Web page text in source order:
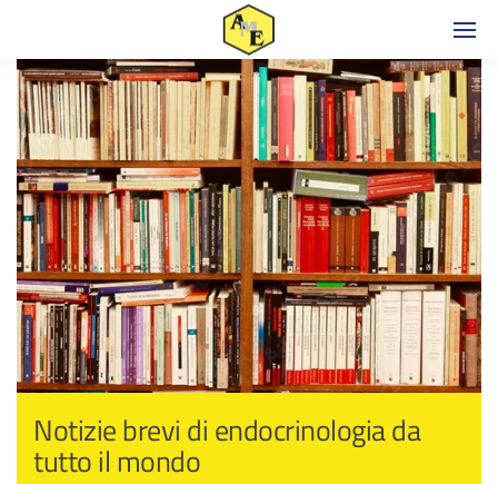
Notizie brevi di endocrinologia da
tutto il mondo